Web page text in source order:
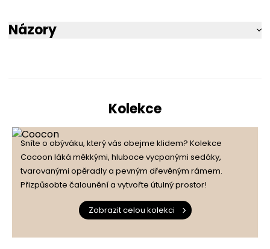
Názory
1počet recenzí
ze všech dob
Recenze získané a ověřené
uživatelem
4
3
2
1
Kolekce
Sníte o obýváku, který vás obejme klidem? Kolekce
Cocoon láká měkkými, hluboce vycpanými sedáky,
tvarovanými opěradly a pevným dřevěným rámem.
Přizpůsobte čalounění a vytvořte útulný prostor!
Zobrazit celou kolekci